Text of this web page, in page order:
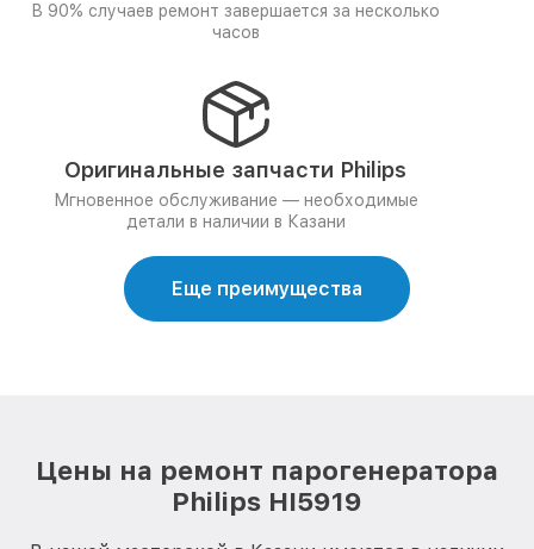
В 90% случаев ремонт завершается за несколько
часов
Оригинальные запчасти Philips
Мгновенное обслуживание — необходимые
детали в наличии в Казани
Еще преимущества
Цены на ремонт парогенератора
Philips HI5919